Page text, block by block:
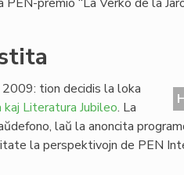
tion decidis la loka
kaj Literatura Jubileo. La
laŭ la anoncita
la perspektivojn de PEN